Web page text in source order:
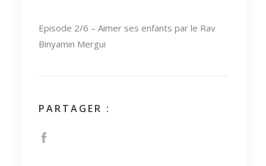
Episode 2/6 – Aimer ses enfants par le Rav
Binyamin Mergui
PARTAGER :